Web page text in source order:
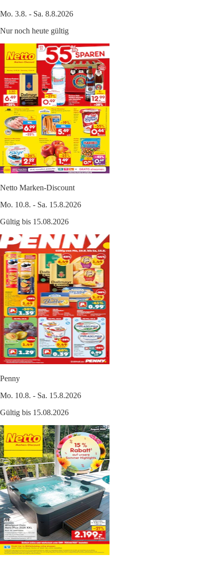
Mo. 3.8. - Sa. 8.8.2026
Nur noch heute gültig
Netto Marken-Discount
Mo. 10.8. - Sa. 15.8.2026
Gültig bis 15.08.2026
Penny
Mo. 10.8. - Sa. 15.8.2026
Gültig bis 15.08.2026